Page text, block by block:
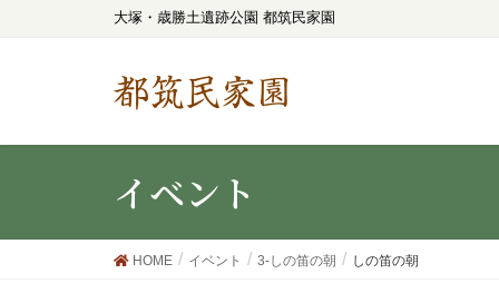
大塚・歳勝土遺跡公園 都筑民家園
都筑民家園
イベント
HOME イベント 3-しの笛の朝 しの笛の朝